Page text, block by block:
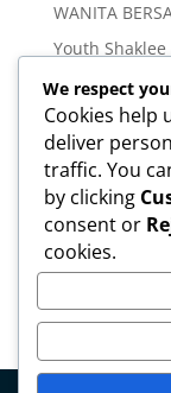
WANITA
Youth
YOUTH SKIN
Meta
Log in
Entries feed
Comments feed
We respect
Cookies help
deliver
traffic. You
by clicking
consent or
cookies.